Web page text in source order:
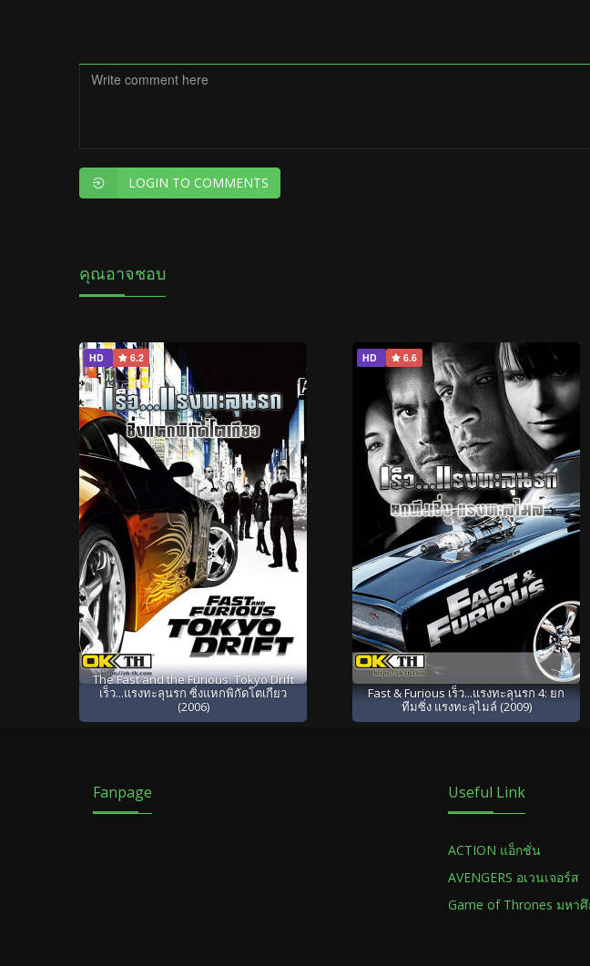
LOGIN TO COMMENTS
คุณอาจชอบ
HD 6.2
The Fast and the Furious: Tokyo Drift
เร็ว...แรงทะลุนรก ซิ่งแหกพิกัดโตเกียว
(2006)
HD 6.6
Fast & Furious เร็ว...แรงทะลุนรก 4: ยก
ทีมซิ่ง แรงทะลุไมล์ (2009)
Fanpage Useful Link
ACTION แอ็กชั่น
AVENGERS อเวนเจอร์ส
Game of Thrones มหา